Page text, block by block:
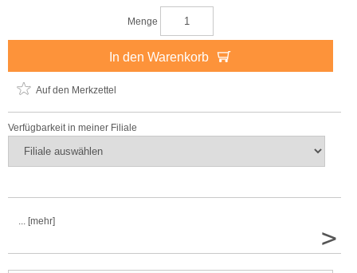
Menge
In den Warenkorb
Auf den Merkzettel
Verfügbarkeit in meiner Filiale
... [mehr]
>